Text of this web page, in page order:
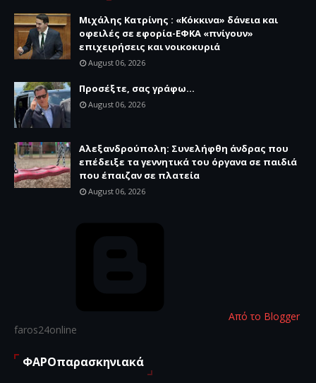
Μιχάλης Κατρίνης : «Κόκκινα» δάνεια και
οφειλές σε εφορία-ΕΦΚΑ «πνίγουν»
επιχειρήσεις και νοικοκυριά
August 06, 2026
Προσέξτε, σας γράφω...
August 06, 2026
Αλεξανδρούπολη: Συνελήφθη άνδρας που
επέδειξε τα γεννητικά του όργανα σε παιδιά
που έπαιζαν σε πλατεία
August 06, 2026
Από το Blogger
faros24online
ΦΑΡΟπαρασκηνιακά